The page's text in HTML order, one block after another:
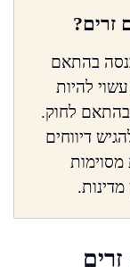
זרים?
בהתאם
להיות
בהתאם לחוק.
דיווחים
מסוימות